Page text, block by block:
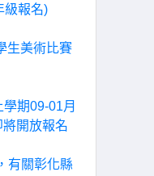
級報名)
生美術比賽
期09-01月
開放報名
有關彰化縣